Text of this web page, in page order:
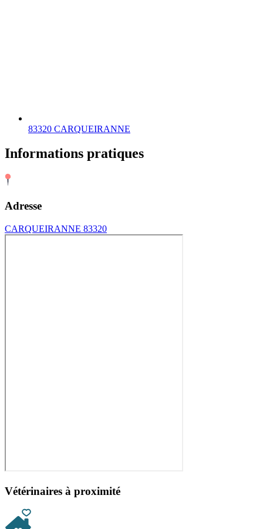
83320 CARQUEIRANNE
Informations pratiques
Adresse
CARQUEIRANNE 83320
Vétérinaires à proximité